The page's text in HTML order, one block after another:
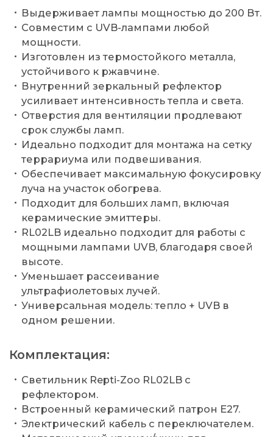
Выдерживает лампы мощностью до 200 Вт.
Совместим с UVB-лампами любой
мощности.
Изготовлен из термостойкого металла,
устойчивого к ржавчине.
Внутренний зеркальный рефлектор
усиливает интенсивность тепла и света.
Отверстия для вентиляции продлевают
срок службы ламп.
Идеально подходит для монтажа на сетку
террариума или подвешивания.
Обеспечивает максимальную фокусировку
луча на участок обогрева.
Подходит для больших ламп, включая
керамические эмиттеры.
RL02LB идеально подходит для работы с
мощными лампами UVB, благодаря своей
высоте.
Уменьшает рассеивание
ультрафиолетовых лучей.
Универсальная модель: тепло + UVB в
одном решении.
Комплектация:
Светильник Repti-Zoo RL02LB с
рефлектором.
Встроенный керамический патрон E27.
Электрический кабель с переключателем.